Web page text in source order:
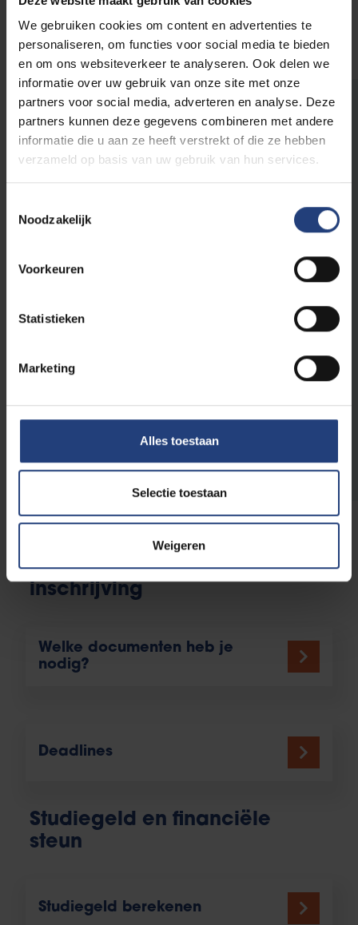
We gebruiken cookies om content en advertenties te
personaliseren, om functies voor social media te bieden
en om ons websiteverkeer te analyseren. Ook delen we
informatie over uw gebruik van onze site met onze
partners voor social media, adverteren en analyse. Deze
partners kunnen deze gegevens combineren met andere
informatie die u aan ze heeft verstrekt of die ze hebben
verzameld op basis van uw gebruik van hun services.
Noodzakelijk
Voorkeuren
Statistieken
Marketing
Alles toestaan
Selectie toestaan
Weigeren
Schrijf je in!
Wil je je inschrijven aan de
vlot mogelijk door de
verschillende stappen van het
Vragen over de
gids om je in te schrijven en vind een
Praktische info voor je
inschrijving
Welke documenten heb je
nodig?
Deadlines
Studiegeld en financiële
steun
Studiegeld berekenen